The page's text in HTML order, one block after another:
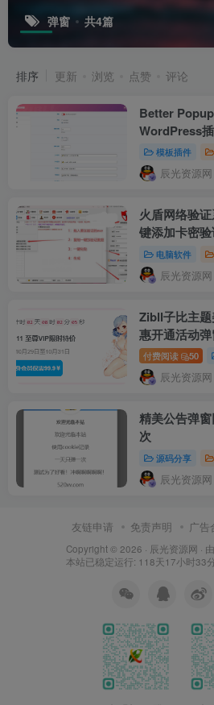
弹窗 共4篇
排序 更新 浏览 点赞 评论
Better
WordPress
动弹窗/欢迎
模板插件
辰光资源网
火盾网络验
键添加卡密
代理端/登陆
电脑软件
辰光资源网
Zibll子比主
惠开通活动
付费阅读 50
辰光资源网
精美公告弹
次
源码分享
辰光资源网
友链申请 免责声明 广告
Copyright © 2026 · 辰光资源网 · 由
本站已稳定运行: 118天17小时33